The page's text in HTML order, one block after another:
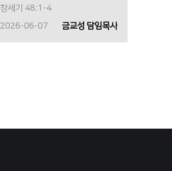
창세기 48:1-4
2026-06-07
금교성 담임목사